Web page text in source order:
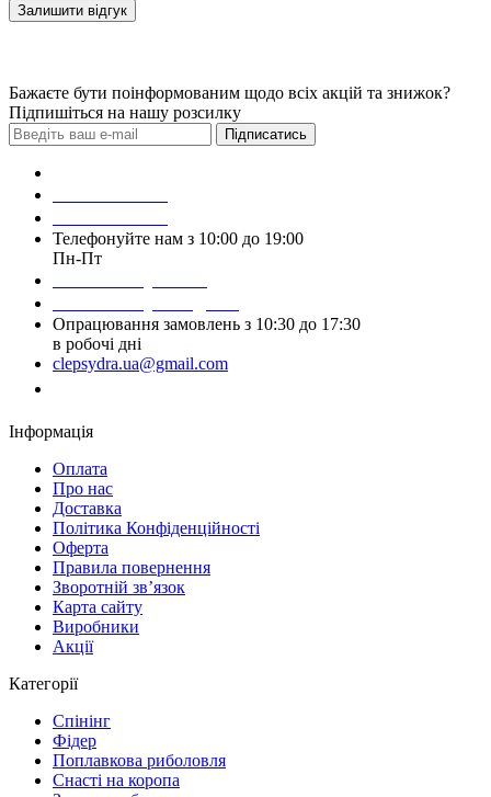
Залишити відгук
Бажаєте бути поінформованим щодо всіх акцій та знижок?
Підпишіться на нашу розсилку
Підписатись
Телефонуйте нам з 10:00 до 19:00
Пн-Пт
Опрацювання замовлень з 10:30 до 17:30
в робочі дні
clepsydra.ua@gmail.com
Інформація
Оплата
Про нас
Доставка
Політика Конфіденційності
Оферта
Правила повернення
Зворотній зв’язок
Карта сайту
Виробники
Акції
Категорії
Спінінг
Фідер
Поплавкова риболовля
Снасті на коропа